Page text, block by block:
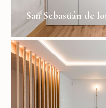
San Sebastián de